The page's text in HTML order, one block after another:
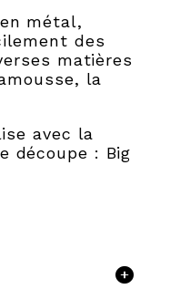
métal,
des
matières
la
avec la
découpe : Big